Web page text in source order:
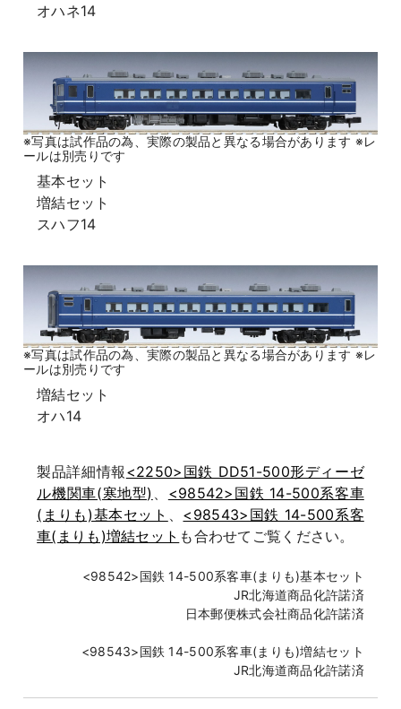
オハネ14
※写真は試作品の為、実際の製品と異なる場合があります ※レ
ールは別売りです
基本セット
増結セット
スハフ14
※写真は試作品の為、実際の製品と異なる場合があります ※レ
ールは別売りです
増結セット
オハ14
製品詳細情報 <2250>国鉄 DD51-500形ディーゼ
ル機関車(寒地型) 、 <98542>国鉄 14-500系客車
(まりも)基本セット 、 <98543>国鉄 14-500系客
車(まりも)増結セット も合わせてご覧ください。
<98542>国鉄 14-500系客車(まりも)基本セット
JR北海道商品化許諾済
日本郵便株式会社商品化許諾済
<98543>国鉄 14-500系客車(まりも)増結セット
JR北海道商品化許諾済